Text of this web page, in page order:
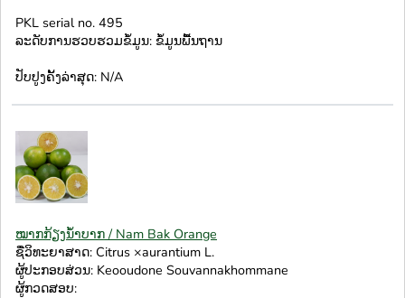
PKL serial no. 495
ລະດັບການຮວບຮວມຂໍ້ມູນ: ຂໍ້ມູນພື້ນຖານ
ປັບປູງຄັ້ງລ່າສຸດ: N/A
ໝາກກ້ຽງນ້ຳບາກ / Nam Bak Orange
ຊື່ວິທະຍາສາດ: Citrus ×aurantium L.
ຜູ້ປະກອບສ່ວນ: Keooudone Souvannakhommane
ຜູ້ກວດສອບ: